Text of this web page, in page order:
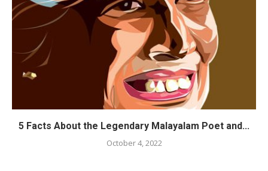
5 Facts About the Legendary Malayalam Poet and...
October 4, 2022